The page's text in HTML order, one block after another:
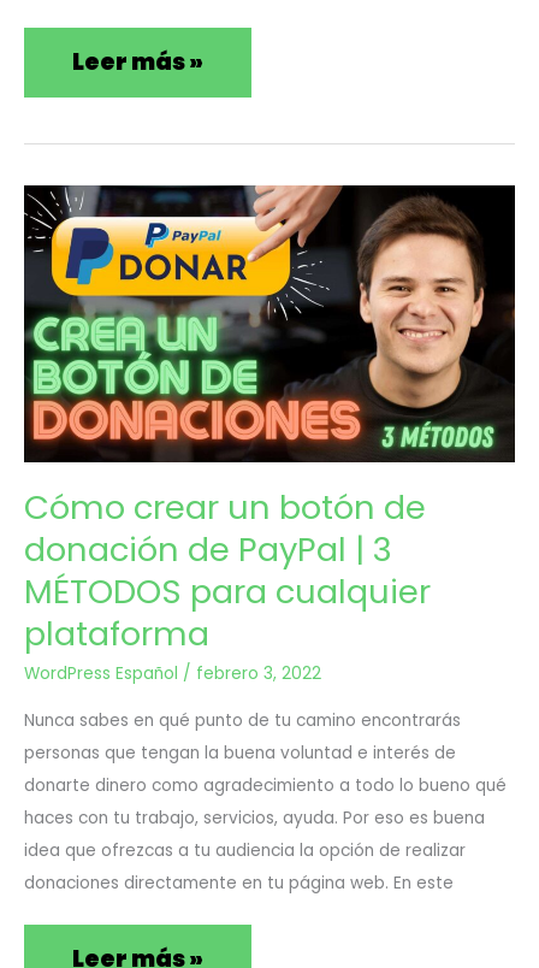
Leer más »
Feb
3
2022
Cómo crear un botón de
donación de PayPal | 3
MÉTODOS para cualquier
plataforma
WordPress Español / febrero 3, 2022
Nunca sabes en qué punto de tu camino encontrarás
personas que tengan la buena voluntad e interés de
donarte dinero como agradecimiento a todo lo bueno qué
haces con tu trabajo, servicios, ayuda. Por eso es buena
idea que ofrezcas a tu audiencia la opción de realizar
donaciones directamente en tu página web. En este
Cómo
crear
un
botón
de
donación
PayPal
|
3
MÉTODOS
para
cualquier
plataforma
Leer más »